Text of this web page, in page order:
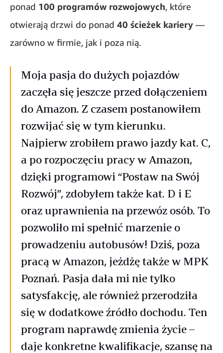
ponad 100 programów rozwojowych, które
otwierają drzwi do ponad 40 ścieżek kariery —
zarówno w firmie, jak i poza nią.
Moja pasja do dużych pojazdów
zaczęła się jeszcze przed dołączeniem
do Amazon. Z czasem postanowiłem
rozwijać się w tym kierunku.
Najpierw zrobiłem prawo jazdy kat. C,
a po rozpoczęciu pracy w Amazon,
dzięki programowi “Postaw na Swój
Rozwój”, zdobyłem także kat. D i E
oraz uprawnienia na przewóz osób. To
pozwoliło mi spełnić marzenie o
prowadzeniu autobusów! Dziś, poza
pracą w Amazon, jeżdżę także w MPK
Poznań. Pasja dała mi nie tylko
satysfakcję, ale również przerodziła
się w dodatkowe źródło dochodu. Ten
program naprawdę zmienia życie –
daje konkretne kwalifikacje, szansę na